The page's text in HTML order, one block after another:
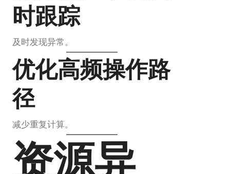
时跟踪
及时发现异常。
优化高频操作路
径
减少重复计算。
资源异